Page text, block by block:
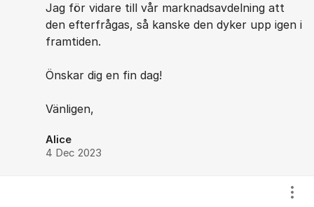
Jag för vidare till vår marknadsavdelning att
den efterfrågas, så kanske den dyker upp igen i
framtiden.
Önskar dig en fin dag!
Vänligen,
Alice
4 Dec 2023